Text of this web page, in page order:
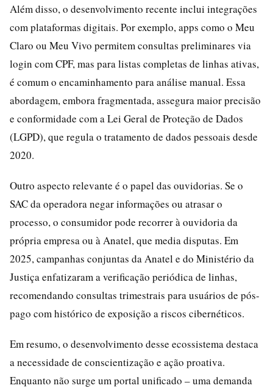
Além disso, o desenvolvimento recente inclui integrações
com plataformas digitais. Por exemplo, apps como o Meu
Claro ou Meu Vivo permitem consultas preliminares via
login com CPF, mas para listas completas de linhas ativas,
é comum o encaminhamento para análise manual. Essa
abordagem, embora fragmentada, assegura maior precisão
e conformidade com a Lei Geral de Proteção de Dados
(LGPD), que regula o tratamento de dados pessoais desde
2020.
Outro aspecto relevante é o papel das ouvidorias. Se o
SAC da operadora negar informações ou atrasar o
processo, o consumidor pode recorrer à ouvidoria da
própria empresa ou à Anatel, que media disputas. Em
2025, campanhas conjuntas da Anatel e do Ministério da
Justiça enfatizaram a verificação periódica de linhas,
recomendando consultas trimestrais para usuários de pós-
pago com histórico de exposição a riscos cibernéticos.
Em resumo, o desenvolvimento desse ecossistema destaca
a necessidade de conscientização e ação proativa.
Enquanto não surge um portal unificado – uma demanda